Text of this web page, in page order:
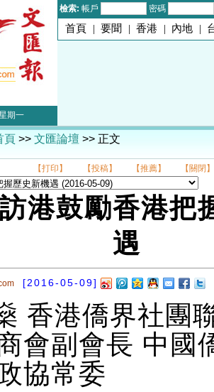
檢索: 帳戶 密碼
首頁 | 要聞 | 香港 | 內地 |
期一
頁 >> 文匯論壇 >> 正文
【打印】 【投稿】 【推薦】 【關閉】
港鼓勵香港把
遇
[2016-05-09]
香港僑界社團
會副會長 中國
協常委